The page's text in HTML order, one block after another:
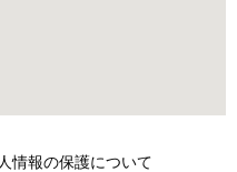
情報の保護について